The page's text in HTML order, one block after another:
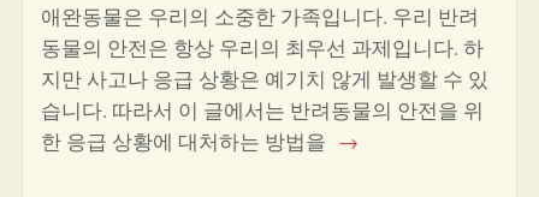
애완동물은 우리의 소중한 가족입니다. 우리 반려
동물의 안전은 항상 우리의 최우선 과제입니다. 하
지만 사고나 응급 상황은 예기치 않게 발생할 수 있
습니다. 따라서 이 글에서는 반려동물의 안전을 위
한 응급 상황에 대처하는 방법을 →